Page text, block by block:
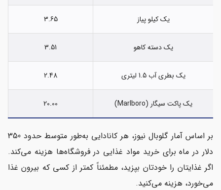
یک کیلو پیاز 3.65
یک دسته کاهو 3.51
یک بطری آب 1.5 لیتری 2.48
یک پاکت سیگار (Marlboro) 20.00
بر اساس آمار گلوبال نیوز، هر کانادایی به‌طور متوسط ​​حدود 350
دلار در ماه برای خرید مواد غذایی در فروشگاه‌ها هزینه می‌کند.
اگر غذایتان را خودتان بپزید، مطمئناً کمتر از کسی که بیرون غذا
می‌خورد، هزینه می‌کنید.